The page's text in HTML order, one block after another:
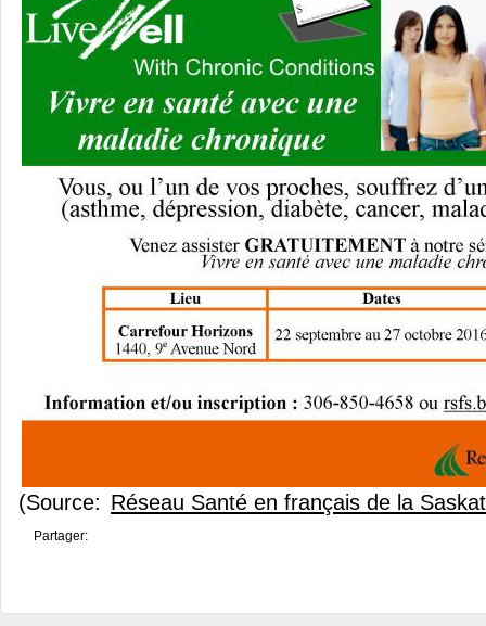
(Source: Réseau Santé en français de la
Partager: